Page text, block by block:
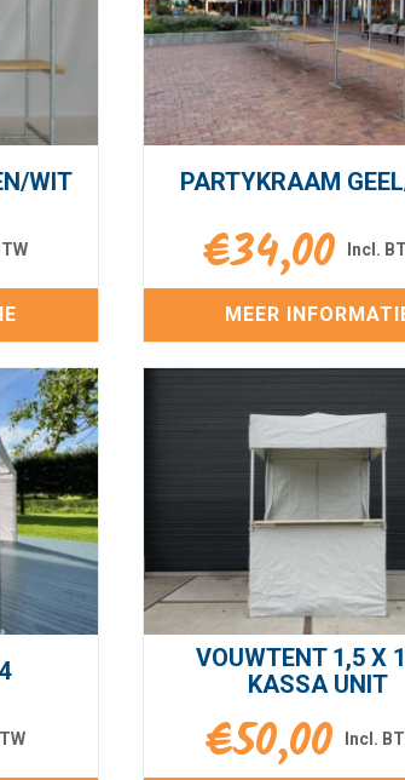
WIT PARTYKRAAM
€34,00
MEER
VOUWTENT 1,5 X
KASSA UNIT
€50,00